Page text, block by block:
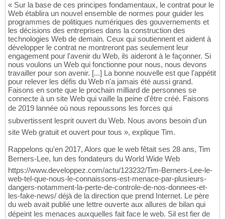
« Sur la base de ces principes fondamentaux, le contrat pour le
Web établira un nouvel ensemble de normes pour guider les
programmes de politiques numériques des gouvernements et
les décisions des entreprises dans la construction des
technologies Web de demain. Ceux qui soutiennent et aident à
développer le contrat ne montreront pas seulement leur
engagement pour l'avenir du Web, ils aideront à le façonner. Si
nous voulons un Web qui fonctionne pour nous, nous devons
travailler pour son avenir. [...] La bonne nouvelle est que l'appétit
pour relever les défis du Web n'a jamais été aussi grand.
Faisons en sorte que le prochain milliard de personnes se
connecte à un site Web qui vaille la peine d'être créé. Faisons
de 2019 lannée où nous repoussons les forces qui
subvertissent lesprit ouvert du Web. Nous avons besoin d'un
site Web gratuit et ouvert pour tous », explique Tim.
Rappelons qu'en 2017, Alors que le web fêtait ses 28 ans, Tim
Berners-Lee, lun des fondateurs du World Wide Web
https://www.developpez.com/actu/123232/Tim-Berners-Lee-le-
web-tel-que-nous-le-connaissons-est-menace-par-plusieurs-
dangers-notamment-la-perte-de-controle-de-nos-donnees-et-
les-fake-news/ déjà de la direction que prend Internet. Le père
du web avait publié une lettre ouverte aux allures de bilan qui
dépeint les menaces auxquelles fait face le web. Sil est fier de